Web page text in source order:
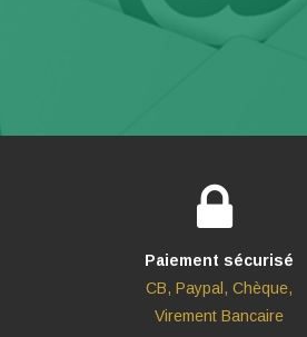
Paiement sécurisé
CB, Paypal, Chèque,
Virement Bancaire